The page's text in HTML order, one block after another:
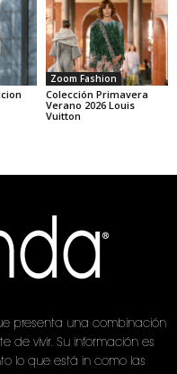
Zoom Fashion
Colección Primavera
Verano 2026 Louis
Vuitton
presenta una combinación
de vivir. Su información es
lo que está in como las